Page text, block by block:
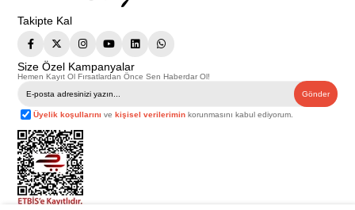
Takipte Kal
Size Özel Kampanyalar
Hemen Kayıt Ol Fırsatlardan Önce Sen Haberdar Ol!
Gönder
Üyelik koşullarını vekişisel verilerimin korunmasını kabul ediyorum.